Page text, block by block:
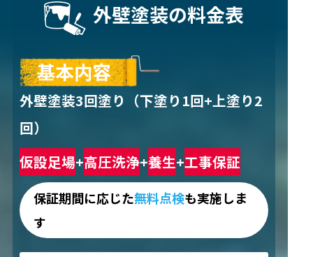
外壁塗装の料金表
外壁塗装3回塗り（下塗り1回+上塗り2
回）
仮設足場+高圧洗浄+養生+工事保証
保証期間に応じた無料点検も実施しま
す